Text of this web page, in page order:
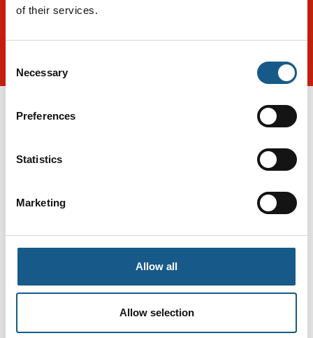
of their services.
Selection
Necessary
Preferences
Statistics
Marketing
Allow all
Allow selection
Gå til hjemmeside